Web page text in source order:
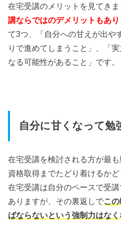
在宅受講のメリットを見てき
講ならではのデメリットもあり
て3つ、「自分への甘えが出や
りで進めてしまうこと」、「
なる可能性があること」です。
自分に甘くなって勉
在宅受講を検討される方が最
資格取得までたどり着けるかど
在宅受講は自分のペースで受
ありますが、その裏返しでこ
ばならないという強制力はなく